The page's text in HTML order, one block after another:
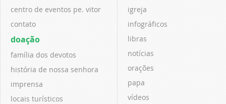
centro de eventos pe. vitor
contato
doação
família dos devotos
história de nossa senhora
imprensa
locais turísticos
igreja
infográficos
libras
notícias
orações
papa
vídeos